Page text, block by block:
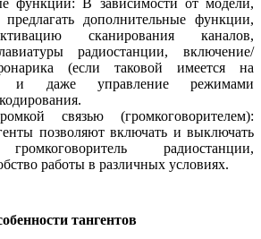
функции: В зависимости от модели,
дополнительные функции,
сканирования каналов,
радиостанции, включение/
(если таковой имеется на
и даже управление режимами
связью (громкоговорителем):
позволяют включать и выключать
радиостанции,
работы в различных условиях.
тангентов